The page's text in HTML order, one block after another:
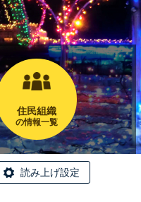
住民組織
の情報一覧
読み上げ設定